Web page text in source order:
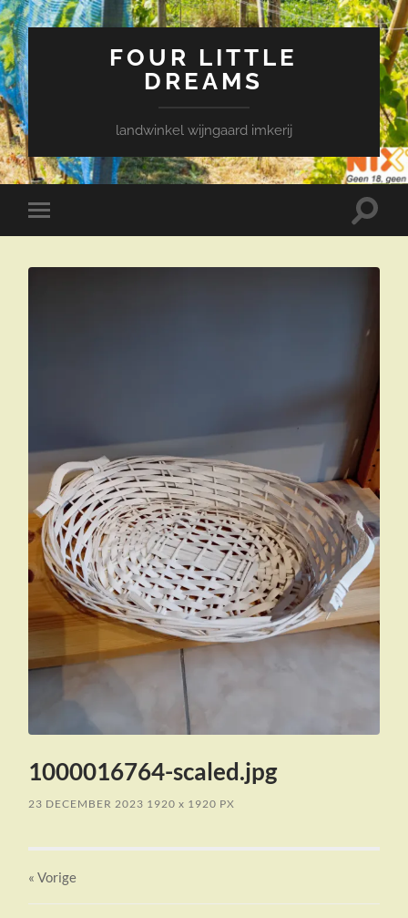
FOUR LITTLE
DREAMS
landwinkel wijngaard imkerij
Toggle
mobiel
Toggle
1000016764-scaled.jpg
23 DECEMBER 2023 1920x 1920 PX
« Vorige